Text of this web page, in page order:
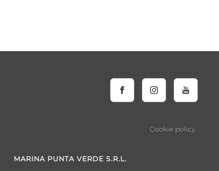
Cookie policy
MARINA PUNTA VERDE S.R.L.